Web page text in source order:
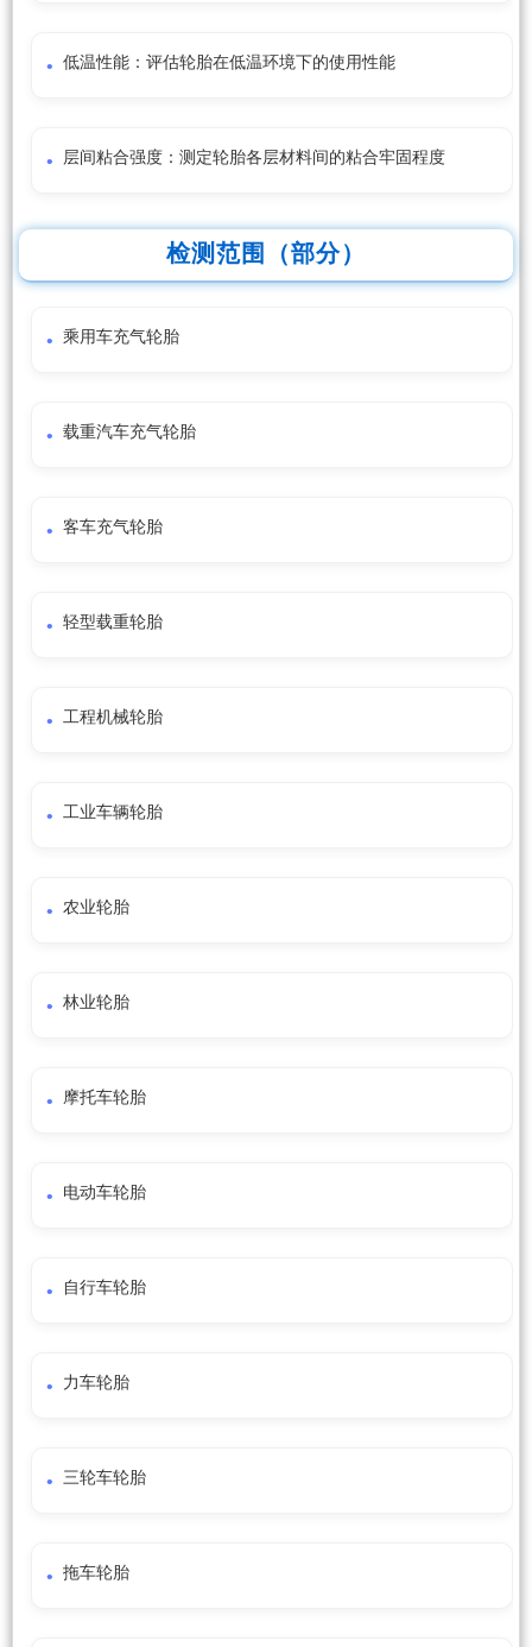
低温性能：评估轮胎在低温环境下的使用性能
层间粘合强度：测定轮胎各层材料间的粘合牢固程度
检测范围（部分）
乘用车充气轮胎
载重汽车充气轮胎
客车充气轮胎
轻型载重轮胎
工程机械轮胎
工业车辆轮胎
农业轮胎
林业轮胎
摩托车轮胎
电动车轮胎
自行车轮胎
力车轮胎
三轮车轮胎
拖车轮胎